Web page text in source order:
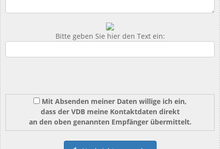
Bitte geben Sie hier den Text ein:
Mit Absenden meiner Daten willige ich ein,
dass der VDB meine Kontaktdaten direkt
an den oben genannten Empfänger übermittelt.